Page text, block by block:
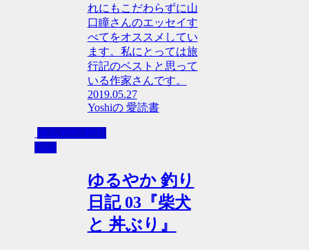
れにもこだわらずに山
口瞳さんのエッセイす
べてをオススメしてい
ます。私にとっては旅
行記のベストと思って
いる作家さんです。
2019.05.27
Yoshiの 愛読書
ゆるやか 釣り
日記
ゆるやか 釣り
日記 03『柴犬
と 丼ぶり』